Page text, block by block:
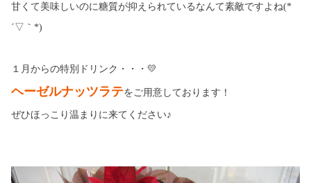
甘くて美味しいのに糖質が抑えられているなんて素敵ですよね(*
´▽｀ *)
１月からの特別ドリンク・・・ 💛
ヘーゼルナッツラテをご用意しております！
ぜひほっこり温まりに来てください♪